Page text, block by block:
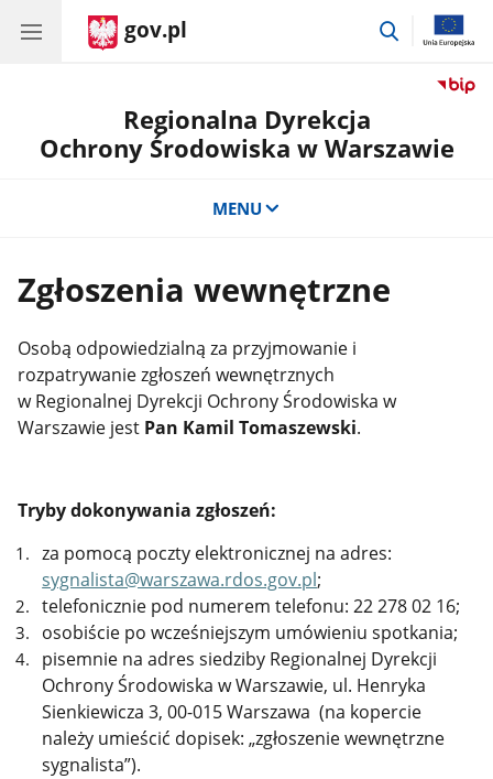
gov.pl
przejdź
Regionalna Dyrekcja
Ochrony Środowiska w Warszawie
MENU
Zgłoszenia wewnętrzne
Osobą odpowiedzialną za przyjmowanie i
rozpatrywanie zgłoszeń wewnętrznych
w Regionalnej Dyrekcji Ochrony Środowiska w
Warszawie jest Pan Kamil Tomaszewski.
Tryby dokonywania zgłoszeń:
za pomocą poczty elektronicznej na adres:
sygnalista@warszawa.rdos.gov.pl;
telefonicznie pod numerem telefonu: 22 278 02 16;
osobiście po wcześniejszym umówieniu spotkania;
pisemnie na adres siedziby Regionalnej Dyrekcji
Ochrony Środowiska w Warszawie, ul. Henryka
Sienkiewicza 3, 00-015 Warszawa (na kopercie
należy umieścić dopisek: „zgłoszenie wewnętrzne
sygnalista”).